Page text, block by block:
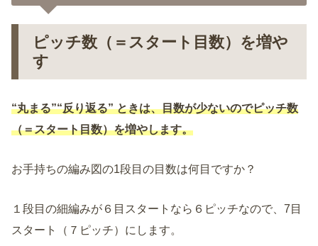
ピッチ数（＝スタート目数）を増や
す
“丸まる”“反り返る” ときは、目数が少ないのでピッチ数
（＝スタート目数）を増やします。
お手持ちの編み図の1段目の目数は何目ですか？
１段目の細編みが６目スタートなら６ピッチなので、7目
スタート（７ピッチ）にします。